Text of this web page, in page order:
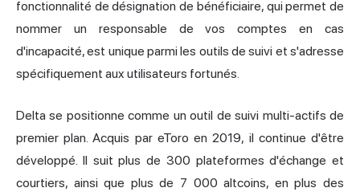
fonctionnalité de désignation de bénéficiaire, qui permet de
nommer un responsable de vos comptes en cas
d'incapacité, est unique parmi les outils de suivi et s'adresse
spécifiquement aux utilisateurs fortunés.
Delta se positionne comme un outil de suivi multi-actifs de
premier plan. Acquis par eToro en 2019, il continue d'être
développé. Il suit plus de 300 plateformes d'échange et
courtiers, ainsi que plus de 7 000 altcoins, en plus des